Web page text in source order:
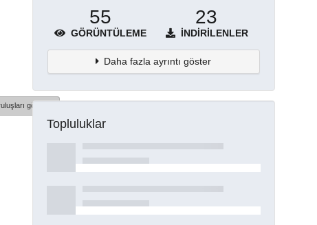
göster
55
GÖRÜNTÜLEME
23
İNDIRILENLER
Daha fazla ayrıntı göster
Topluluklar